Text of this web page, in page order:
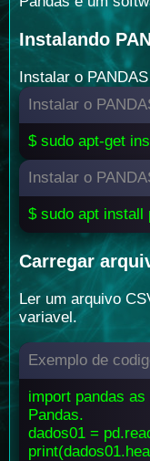
Instalando
Instalar o
Instalar o
$ sudo apt-get
Instalar o
$ sudo apt install
Carregar
Ler um arquivo
variavel.
Exemplo de
import pandas
Pandas.
dados01 =